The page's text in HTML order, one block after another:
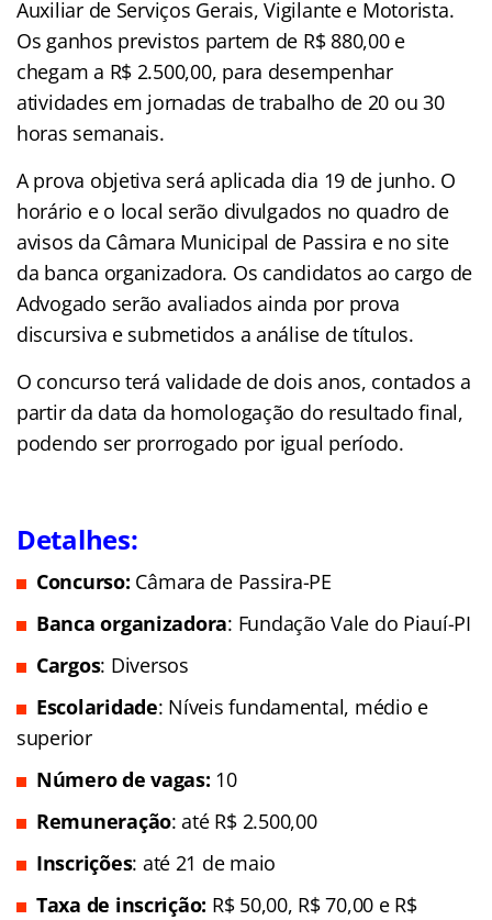
Auxiliar de Serviços Gerais, Vigilante e Motorista.
Os ganhos previstos partem de R$ 880,00 e
chegam a R$ 2.500,00, para desempenhar
atividades em jornadas de trabalho de 20 ou 30
horas semanais.
A prova objetiva será aplicada dia 19 de junho. O
horário e o local serão divulgados no quadro de
avisos da Câmara Municipal de Passira e no site
da banca organizadora. Os candidatos ao cargo de
Advogado serão avaliados ainda por prova
discursiva e submetidos a análise de títulos.
O concurso terá validade de dois anos, contados a
partir da data da homologação do resultado final,
podendo ser prorrogado por igual período.
Detalhes:
Concurso: Câmara de Passira-PE
Banca organizadora: Fundação Vale do Piauí-PI
Cargos: Diversos
Escolaridade: Níveis fundamental, médio e
superior
Número de vagas: 10
Remuneração: até R$ 2.500,00
Inscrições: até 21 de maio
Taxa de inscrição: R$ 50,00, R$ 70,00 e R$